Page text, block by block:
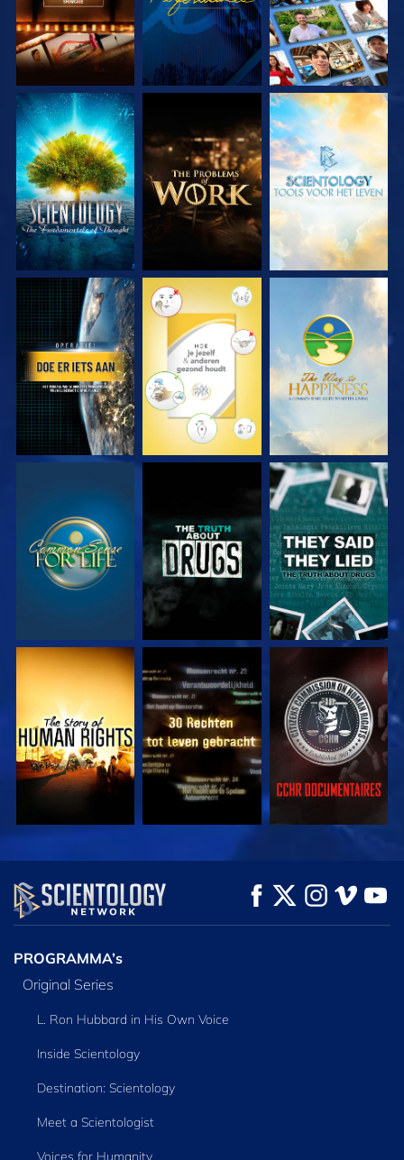
VERKEN DE SERIE VERKEN DE SERIE VERKEN DE SERIE
KIJK KIJK KIJK
KIJK KIJK KIJK
KIJK KIJK KIJK
KIJK VERKEN DE SERIE
PROGRAMMA’s
Original Series
L. Ron Hubbard in His Own Voice
Inside Scientology
Destination: Scientology
Meet a Scientologist
Voices for Humanity